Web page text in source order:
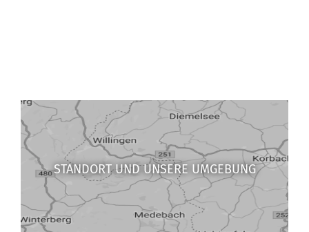
STANDORT UND UNSERE UMGEBUNG